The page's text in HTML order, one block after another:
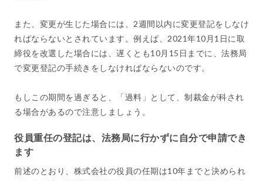
また、変更が生じた場合には、2週間以内に変更登記をしなけ
ればならないとされています。例えば、2021年10月1日に取
締役を改選した場合には、遅くとも10月15日までに、法務局
で変更登記の手続きをしなければならないのです。
もしこの期間を過ぎると、「過料」として、制裁金が科され
る場合があるので注意しましょう。
役員重任の登記は、法務局に行かずに自分で申請でき
ます
前述のとおり、株式会社の役員の任期は10年までと決められ